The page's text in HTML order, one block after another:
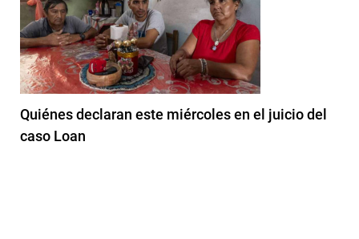
Quiénes declaran este miércoles en el juicio del
caso Loan